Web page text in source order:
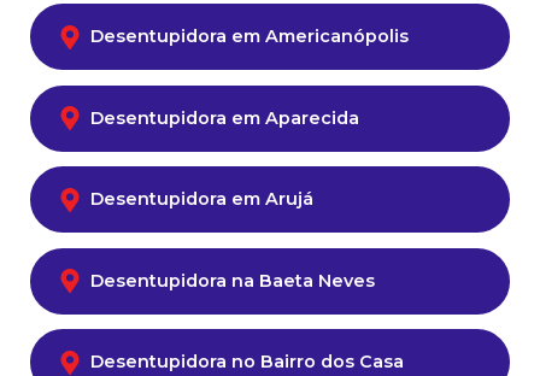
Desentupidora em Americanópolis
Desentupidora em Aparecida
Desentupidora em Arujá
Desentupidora na Baeta Neves
Desentupidora no Bairro dos Casa